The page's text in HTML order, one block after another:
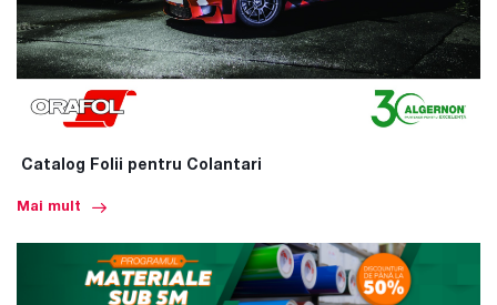
Catalog Folii pentru Colantari
Mai mult